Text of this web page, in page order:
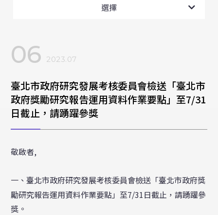
選擇
計畫公告
校外研討會公告
其它
舊公告消息
06 2023.07
臺北市政府研究發展考核委員會檢送「臺北市
政府獎勵研究報告運用資料作業要點」至7/31
日截止，請踴躍參獎
敬啟者,
一、臺北市政府研究發展考核委員會檢送「臺北市政府獎
勵研究報告運用資料作業要點」至7/31日截止，請踴躍參
獎。